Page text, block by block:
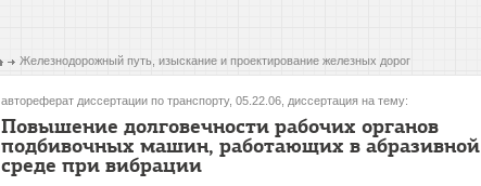
Железнодорожный путь, изыскание и проектирование железных дорог
автореферат диссертации по транспорту, 05.22.06, диссертация на тему:
Повышение долговечности рабочих органов
подбивочных машин, работающих в абразивной
среде при вибрации